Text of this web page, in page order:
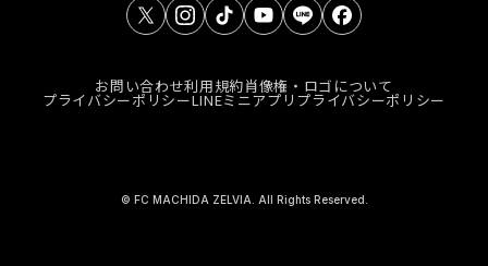
お問い合わせ利用規約肖像権・ロゴについて
プライバシーポリシーLINEミニアプリプライバシーポリシー
© FC MACHIDA ZELVIA. All Rights Reserved.